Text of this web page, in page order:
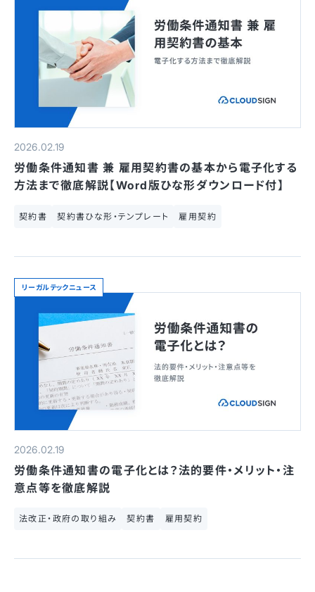
2026.02.19
労働条件通知書 兼 雇用契約書の基本から電子化する
方法まで徹底解説【Word版ひな形ダウンロード付】
契約書 契約書ひな形・テンプレート 雇用契約
リーガルテックニュース
2026.02.19
労働条件通知書の電子化とは？法的要件・メリット・注
意点等を徹底解説
法改正・政府の取り組み 契約書 雇用契約